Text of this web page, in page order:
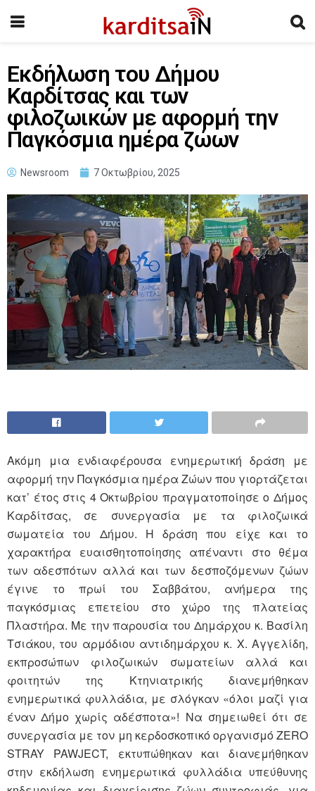
Εκδήλωση του Δήμου
Καρδίτσας και των
φιλοζωικών με αφορμή την
Παγκόσμια ημέρα ζώων
Newsroom 7 Οκτωβρίου, 2025
Ακόμη μια ενδιαφέρουσα ενημερωτική δράση με
αφορμή την Παγκόσμια ημέρα Ζώων που γιορτάζεται
κατ’ έτος στις 4 Οκτωβρίου πραγματοποίησε ο Δήμος
Καρδίτσας, σε συνεργασία με τα φιλοζωικά
σωματεία του Δήμου. Η δράση που είχε και το
χαρακτήρα ευαισθητοποίησης απέναντι στο θέμα
των αδεσπότων αλλά και των δεσποζόμενων ζώων
έγινε το πρωί του Σαββάτου, ανήμερα της
παγκόσμιας επετείου στο χώρο της πλατείας
Πλαστήρα. Με την παρουσία του Δημάρχου κ. Βασίλη
Τσιάκου, του αρμόδιου αντιδημάρχου κ. Χ. Αγγελίδη,
εκπροσώπων φιλοζωικών σωματείων αλλά και
φοιτητών της Κτηνιατρικής διανεμήθηκαν
ενημερωτικά φυλλάδια, με σλόγκαν «όλοι μαζί για
έναν Δήμο χωρίς αδέσποτα»! Να σημειωθεί ότι σε
συνεργασία με τον μη κερδοσκοπικό οργανισμό ZERO
STRAY PAWJECT, εκτυπώθηκαν και διανεμήθηκαν
στην εκδήλωση ενημερωτικά φυλλάδια υπεύθυνης